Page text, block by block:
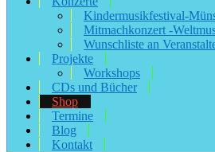
Kindermusikfestival-
Mitmachkonzert -
Wunschliste an
Projekte
Workshops
CDs und Bücher
Shop
Termine
Blog
Kontakt